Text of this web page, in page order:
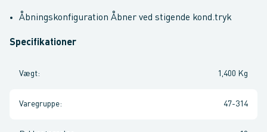
Åbningskonfiguration Åbner ved stigende kond.tryk
Specifikationer
Vægt: 1,400 Kg
Varegruppe: 47-314